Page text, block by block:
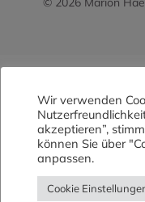
Wir verwenden
akzeptieren”,
können Sie über
anpassen.
Cookie